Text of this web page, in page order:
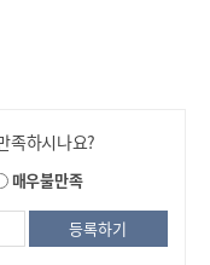
족하시나요?
매우불만족